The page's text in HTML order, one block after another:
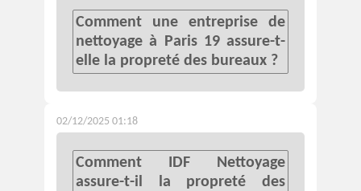
Comment une entreprise de
nettoyage à Paris 19 assure-t-
elle la propreté des bureaux ?
02/12/2025 01:18
Comment IDF Nettoyage
assure-t-il la propreté des